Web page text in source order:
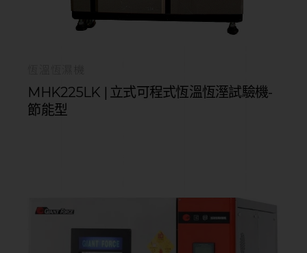
MHK225LK | 立式可程式恆溫恆溼試驗機-
節能型